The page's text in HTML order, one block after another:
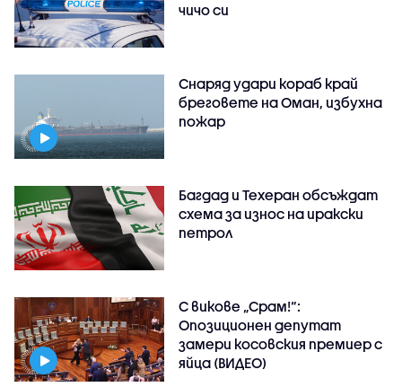
чичо си
Снаряд удари кораб край
бреговете на Оман, избухна
пожар
Багдад и Техеран обсъждат
схема за износ на иракски
петрол
С викове „Срам!“:
Опозиционен депутат
замери косовския премиер с
яйца (ВИДЕО)